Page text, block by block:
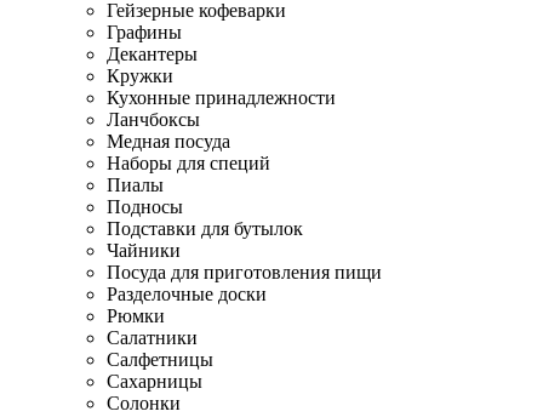
Гейзерные кофеварки
Графины
Декантеры
Кружки
Кухонные принадлежности
Ланчбоксы
Медная посуда
Наборы для специй
Пиалы
Подносы
Подставки для бутылок
Чайники
Посуда для приготовления пищи
Разделочные доски
Рюмки
Салатники
Салфетницы
Сахарницы
Солонки